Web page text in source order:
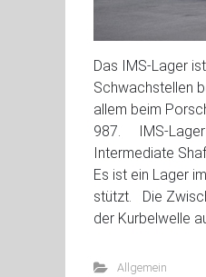
Das IMS-Lager
Schwachstellen
allem beim
987. IMS-Lager
Intermediate
Es ist ein Lager
stützt. Die
der Kurbelwelle
Allgemein